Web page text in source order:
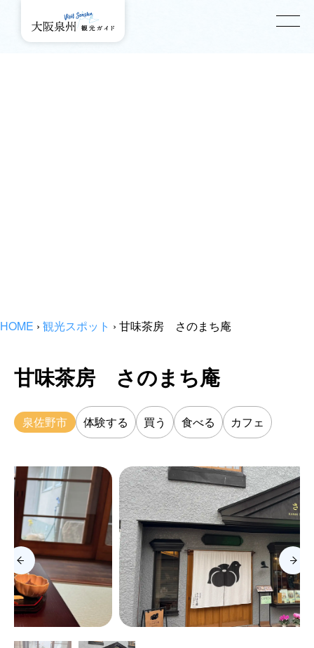
HOME › 観光スポット › 甘味茶房 さのまち庵
甘味茶房 さのまち庵
泉佐野市 体験する 買う 食べる カフェ